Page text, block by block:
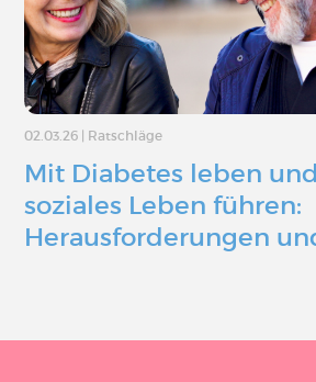
02.03.26 Ratschläge
Mit Diabetes leben
soziales Leben führen:
Herausforderungen